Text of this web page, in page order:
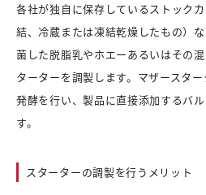
各社が独自に保存しているストック
結、冷蔵または凍結乾燥したもの）
菌した脱脂乳やホエーあるいはその
ターターを調製します。マザースタ
発酵を行い、製品に直接添加するバ
す。
スターターの調製を行うメリット